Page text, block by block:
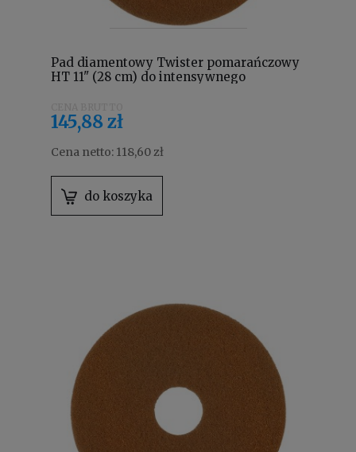
Pad diamentowy Twister pomarańczowy
HT 11" (28 cm) do intensywnego
145,88 zł
Cena netto: 118,60 zł
do koszyka